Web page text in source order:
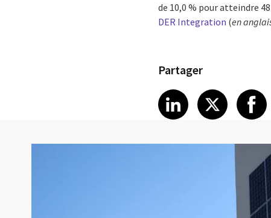
de 10,0 % pour atteindre
DER Integration (en
Partager
Share article
LinkedIn
Share
X